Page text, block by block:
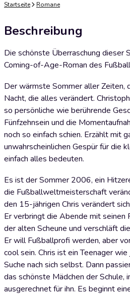
Startseite Romane
Beschreibung
Die schönste Überraschung dieser
Coming-of-Age-Roman des
Der wärmste Sommer aller Zeiten,
Nacht, die alles verändert.
so persönliche wie berührende
Fünfzehnsein und die
noch so einfach schien. Erzählt mit
unwahrscheinlichen Gespür für die
einfach alles bedeuten.
Es ist der Sommer 2006, ein
die Fußballweltmeisterschaft
den 15-jährigen Chris verändert
Er verbringt die Abende mit seinen
der alten Scheune und verschläft
Er will Fußballprofi werden, aber
cool sein. Chris ist ein Teenager
Suche nach sich selbst. Dann
das schönste Mädchen der Schule,
ausgerechnet für ihn. Es beginnt